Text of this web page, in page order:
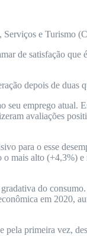
e Turismo
de satisfação
depois de duas
seu emprego
avaliações
para o esse
mais alto
do
em 2020,
primeira vez,